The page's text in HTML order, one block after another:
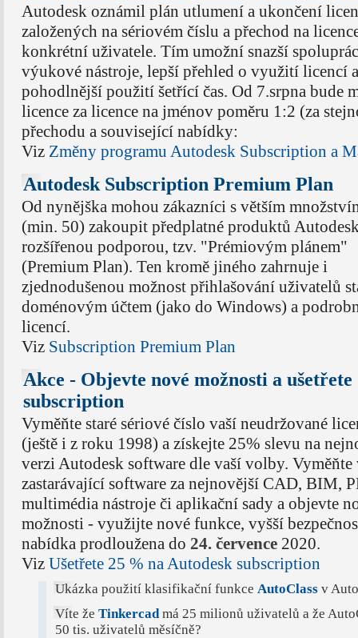
Autodesk oznámil plán utlumení a ukončení
založených na sériovém číslu a přechod na
konkrétní uživatele. Tím umožní snazší
výukové nástroje, lepší přehled o využití licencí a
pohodlnější použití šetřící čas. Od 7.srpna bude
licence za licence na jménov poměru 1:2 (za
přechodu a související nabídky:
Viz Změny programu Autodesk Subscription a
Autodesk Subscription Premium Plan
Od nynějška mohou zákazníci s větším
(min. 50) zakoupit předplatné produktů
rozšířenou podporou, tzv. "Prémiovým plánem"
(Premium Plan). Ten kromě jiného zahrnuje i
zjednodušenou možnost přihlašování uživatelů
doménovým účtem (jako do Windows) a
licencí.
Viz Subscription Premium Plan
Akce - Objevte nové možnosti a
subscription
Vyměňte staré sériové číslo vaší neudržované
(ještě i z roku 1998) a získejte 25% slevu na
verzi Autodesk software dle vaší volby. Vyměňte
zastarávající software za nejnovější CAD, BIM,
multimédia nástroje či aplikační sady a objevte
možnosti - využijte nové funkce, vyšší
nabídka prodloužena do 24. července2020.
Viz Ušetřete 25 % na Autodesk subscription
Ukázka použití klasifikační funkceAutoClass v
Víte žeTinkercadmá 25 milionů uživatelů a že
50 tis. uživatelů měsíčně?